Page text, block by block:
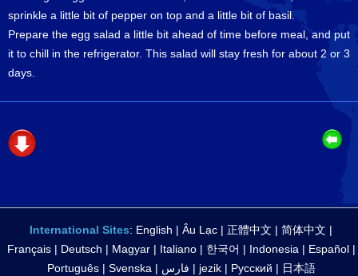
sprinkle a little bit of pepper on top and a little bit of basil.
Prepare the egg salad a little bit ahead of time before meal, and put
it to chill in the refrigerator. This salad will stay fresh for about 2 or 3
days.
International Sites: English | Âu Lạc | 正體中文 | 简体中文 |
Français| Deutsch | Magyar| Italiano| 한국어 | Indonesia | Español|
Português| Svenska | فارس | jezik| Русский | 日本語